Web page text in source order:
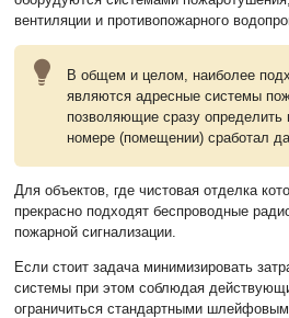
вентиляции и противопожарного
В общем и целом, наиболее
являются адресные системы
позволяющие сразу определить
номере (помещении) сработал
Для объектов, где чистовая отделка
прекрасно подходят беспроводные
пожарной сигнализации.
Если стоит задача минимизировать
системы при этом соблюдая
ограничиться стандартными